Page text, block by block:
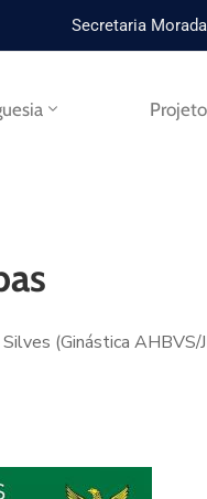
Secretaria
(Ginástica